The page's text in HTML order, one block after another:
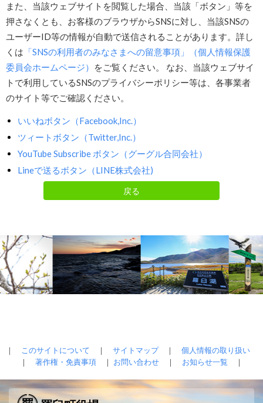
また、当該ウェブサイトを閲覧した場合、当該「ボタン」等を
押さなくとも、お客様のブラウザからSNSに対し、当該SNSの
ユーザーID等の情報が自動で送信されることがあります。詳し
くは 「SNSの利用者のみなさまへの留意事項」（個人情報保護
委員会ホームページ）
をご覧ください。 なお、当該ウェブサイ
トで利用しているSNSのプライバシーポリシー等は、各事業者
のサイト等でご確認ください。
いいねボタン（Facebook,Inc.）
ツィートボタン（Twitter,Inc.）
YouTube Subscribe ボタン（グーグル合同会社）
Lineで送るボタン（LINE株式会社)
戻る
｜ このサイトについて ｜ サイトマップ｜ 個人情報の取り扱い
｜ 著作権・免責事項 ｜ お問い合わせ ｜ お知らせ一覧 ｜